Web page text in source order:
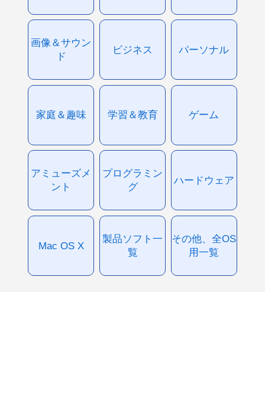
画像＆サウン
ド
ビジネス パーソナル
家庭＆趣味 学習＆教育 ゲーム
アミューズメ
ント
プログラミン
グ
ハードウェア
Mac OS X
製品ソフト一
覧
その他、全OS
用一覧